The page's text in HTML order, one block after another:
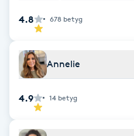
Fransförlängning Megavolym
Fransförlängning Volym
Fransrengöring
4.8 678 betyg
Annelie
4.9 14 betyg